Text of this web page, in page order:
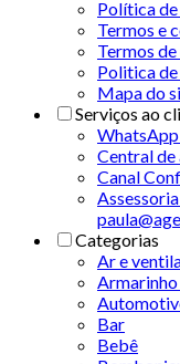
Política
Termos e
Termos
Politica
Mapa do
Serviços ao
Central
Canal
Categorias
Ar e
Bar
Bebê